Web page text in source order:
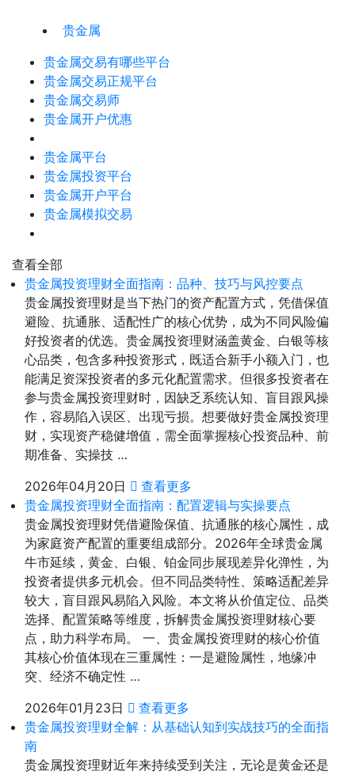
贵金属
贵金属交易有哪些平台
贵金属交易正规平台
贵金属交易师
贵金属开户优惠
贵金属平台
贵金属投资平台
贵金属开户平台
贵金属模拟交易
查看全部
贵金属投资理财全面指南：品种、技巧与风控要点
贵金属投资理财是当下热门的资产配置方式，凭借保值
避险、抗通胀、适配性广的核心优势，成为不同风险偏
好投资者的优选。贵金属投资理财涵盖黄金、白银等核
心品类，包含多种投资形式，既适合新手小额入门，也
能满足资深投资者的多元化配置需求。但很多投资者在
参与贵金属投资理财时，因缺乏系统认知、盲目跟风操
作，容易陷入误区、出现亏损。想要做好贵金属投资理
财，实现资产稳健增值，需全面掌握核心投资品种、前
期准备、实操技 …
2026年04月20日
查看更多
贵金属投资理财全面指南：配置逻辑与实操要点
贵金属投资理财凭借避险保值、抗通胀的核心属性，成
为家庭资产配置的重要组成部分。2026年全球贵金属
牛市延续，黄金、白银、铂金同步展现差异化弹性，为
投资者提供多元机会。但不同品类特性、策略适配差异
较大，盲目跟风易陷入风险。本文将从价值定位、品类
选择、配置策略等维度，拆解贵金属投资理财核心要
点，助力科学布局。 一、贵金属投资理财的核心价值
其核心价值体现在三重属性：一是避险属性，地缘冲
突、经济不确定性 …
2026年01月23日
查看更多
贵金属投资理财全解：从基础认知到实战技巧的全面指
南
贵金属投资理财近年来持续受到关注，无论是黄金还是